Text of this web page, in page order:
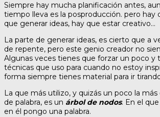
Siempre hay mucha planificación antes,
tiempo lleva es la posproducción. pero hay
que generar ideas, hay que estar creativo…
La parte de generar ideas, es cierto que a
de repente, pero este genio creador no
Algunas veces tienes que forzar un poco y
técnicas que uso para cuando no estoy
forma siempre tienes material para ir
La que más utilizo, y quizás un poco la más
de palabra, es un árbol de nodos. En el
en él pongo una palabra.